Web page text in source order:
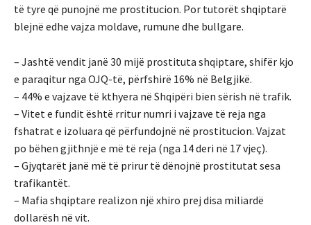
të tyre që punojnë me prostitucion. Por tutorët shqiptarë
blejnë edhe vajza moldave, rumune dhe bullgare.
– Jashtë vendit janë 30 mijë prostituta shqiptare, shifër kjo
e paraqitur nga OJQ-të, përfshirë 16% në Belgjikë.
– 44% e vajzave të kthyera në Shqipëri bien sërish në trafik.
– Vitet e fundit është rritur numri i vajzave të reja nga
fshatrat e izoluara që përfundojnë në prostitucion. Vajzat
po bëhen gjithnjë e më të reja (nga 14 deri në 17 vjeç).
– Gjyqtarët janë më të prirur të dënojnë prostitutat sesa
trafikantët.
– Mafia shqiptare realizon një xhiro prej disa miliardë
dollarësh në vit.